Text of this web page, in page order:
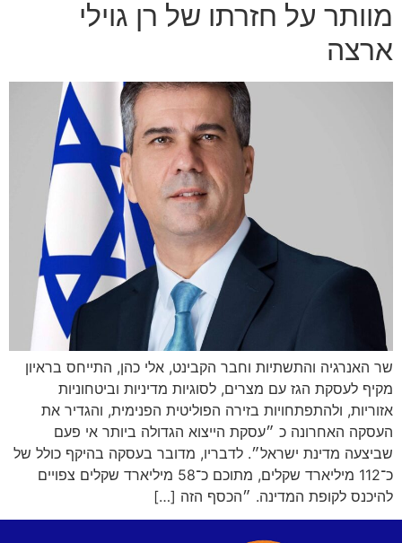
מוותר על חזרתו של רן גוילי
ארצה
שר האנרגיה והתשתיות וחבר הקבינט, אלי כהן, התייחס בראיון
מקיף לעסקת הגז עם מצרים, לסוגיות מדיניות וביטחוניות
אזוריות, ולהתפתחויות בזירה הפוליטית הפנימית, והגדיר את
העסקה האחרונה כ ״עסקת הייצוא הגדולה ביותר אי פעם
שביצעה מדינת ישראל״. לדבריו, מדובר בעסקה בהיקף כולל של
כ־112 מיליארד שקלים, מתוכם כ־58 מיליארד שקלים צפויים
להיכנס לקופת המדינה. ״הכסף הזה […]